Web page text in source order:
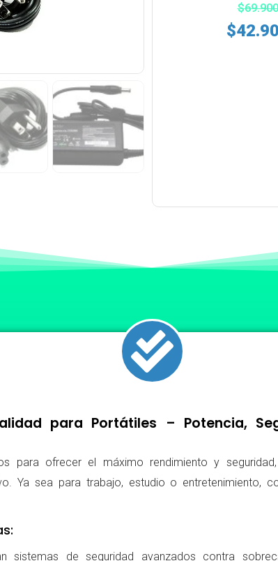
$69.900
$
para Portátiles – Potencia,
para ofrecer el máximo rendimiento y
Ya sea para trabajo, estudio o entretenimiento,
sistemas de seguridad avanzados contra